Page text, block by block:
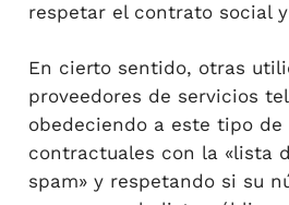
respetar el contrato social
En cierto sentido, otras
proveedores de servicios
obedeciendo a este tipo de
contractuales con la «lista
spam» y respetando si su